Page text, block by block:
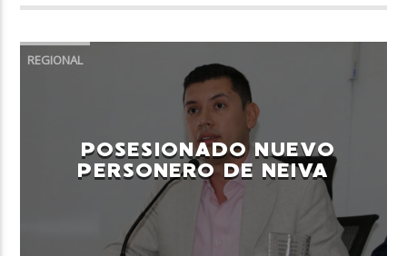
REGIONAL
POSESIONADO NUEVO
PERSONERO DE NEIVA